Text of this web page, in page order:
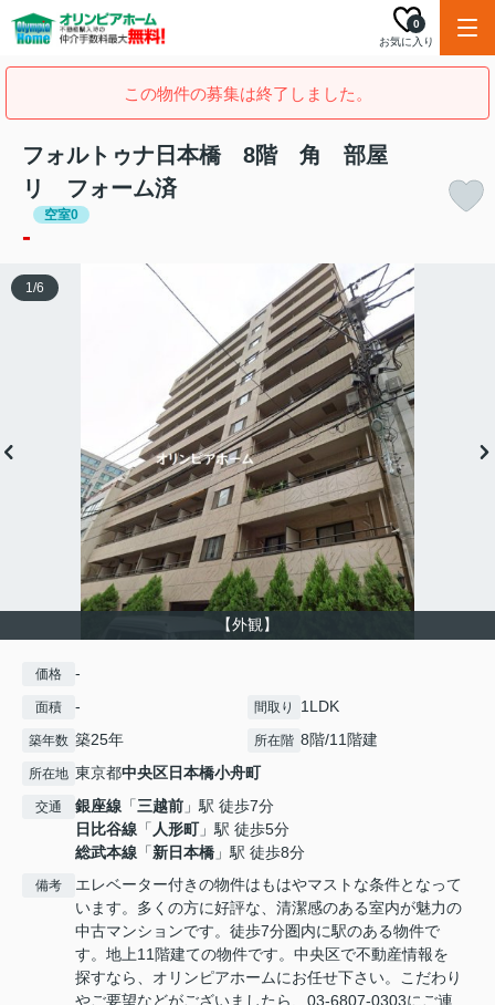
お気に入り
0
この物件の募集は終了しました。
フォルトゥナ日本橋 8階 角 部屋
リ フォーム済
空室0
-
【外観】
1/6
価格 -
面積 - 間取り 1LDK
築年数 築25年 所在階 8階/11階建
所在地 東京都中央区日本橋小舟町
交通 銀座線 「三越前 」駅 徒歩7分
日比谷線 「 人形町」駅 徒歩5分
総武本線 「新日本橋 」駅 徒歩8分
備考
エレベーター付きの物件はもはやマストな条件となって
います。多くの方に好評な、清潔感のある室内が魅力の
中古マンションです。徒歩7分圏内に駅のある物件で
す。地上11階建ての物件です。中央区で不動産情報を
探すなら、オリンピアホームにお任せ下さい。こだわり
やご要望などがございましたら、03-6807-0303にご連